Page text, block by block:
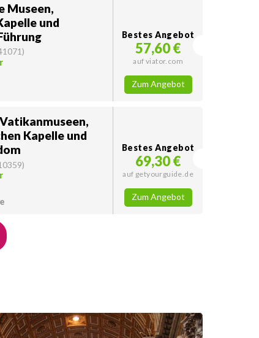
Museen,
und
)
Bestes Angebot
57,60 €
auf viator.com
Zum Angebot
Kapelle und
)
Bestes Angebot
69,30 €
auf getyourguide.de
Zum Angebot